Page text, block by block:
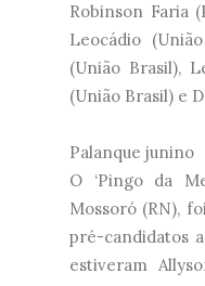
Robinson Faria
Leocádio
(União Brasil),
(União Brasil) e
Palanque junino
O ‘Pingo da
Mossoró (RN),
pré-candidatos
estiveram